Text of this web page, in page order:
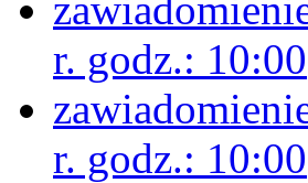
r. godz.: 10:00
r. godz.: 10:00